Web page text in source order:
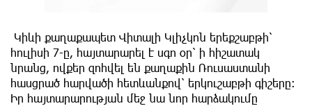
Կիևի քաղաքապետ Վիտալի Կլիչկոն երեքշաբթի՝
հուլիսի 7-ը, հայտարարել է սգո օր՝ ի հիշատակ
նրանց, ովքեր զոհվել են քաղաքին Ռուսաստանի
հասցրած հարվածի հետևանքով՝ երկուշաբթի գիշերը։
Իր հայտարարության մեջ նա նոր հարձակումը